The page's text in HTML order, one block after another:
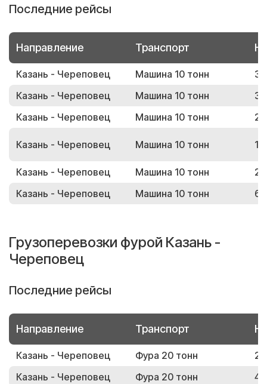
Последние рейсы
Направление Транспорт
Казань - Череповец Машина 10 тонн
Казань - Череповец
Машина 10 тонн
Казань - Череповец
Машина 10 тонн
Казань - Череповец Машина 10 тонн
Казань - Череповец Машина 10 тонн
Казань - Череповец
Машина 10 тонн
Грузоперевозки фурой Казань -
Череповец
Последние рейсы
Направление Транспорт
Казань - Череповец Фура 20 тонн
Казань - Череповец
Фура 20 тонн